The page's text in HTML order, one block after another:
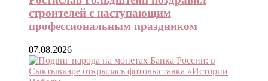
строителей с наступающим
профессиональным праздником
07.08.2026